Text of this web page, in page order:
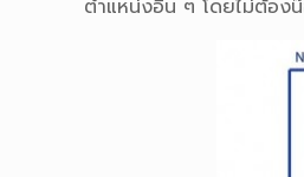
ตำแหน่งอื่น ๆ โดยไม่ต้อง